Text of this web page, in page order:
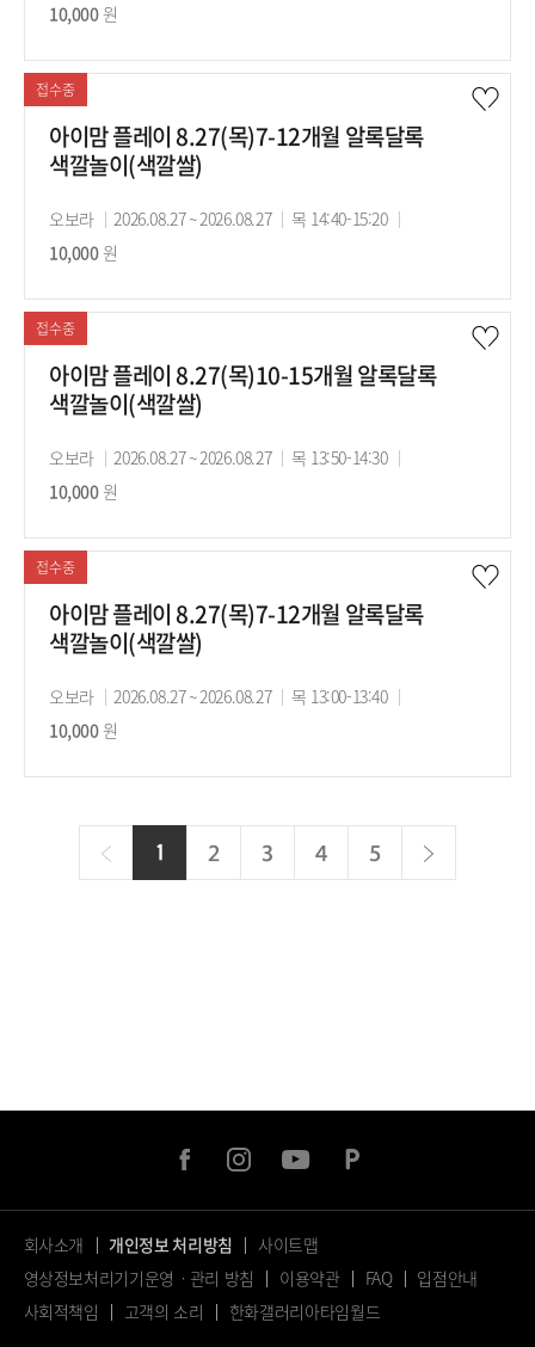
사
의
간
간
10,000원
접수중
아이맘 플레이 8.27(목)7-12개월 알록달록
색깔놀이(색깔쌀)
강
사
오보라
강
의
간
2026.08.27 ~ 2026.08.27
강
간
목 14:40-15:20
10,000원
접수중
아이맘 플레이 8.27(목)10-15개월 알록달록
색깔놀이(색깔쌀)
강
사
오보라
강
의
간
2026.08.27 ~ 2026.08.27
강
간
목 13:50-14:30
10,000원
접수중
아이맘 플레이 8.27(목)7-12개월 알록달록
색깔놀이(색깔쌀)
강
사
오보라
강
의
2026.08.27 ~ 2026.08.27
강
목 13:00-13:40
10,000원
1 2 3 4 5
facebookinstagramyoutube
회사소개 개인정보 처리방침
사이트맵
영상정보처리기기운영ㆍ관리 방침
이용약관 FAQ
입점안내
사회적책임
고객의 소리
한화갤러리아타임월드